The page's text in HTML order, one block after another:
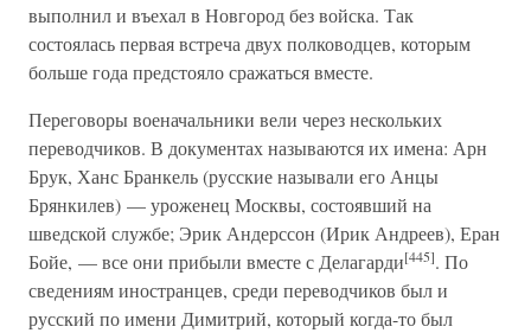
выполнил и въехал в Новгород без войска. Так
состоялась первая встреча двух полководцев, которым
больше года предстояло сражаться вместе.
Переговоры военачальники вели через нескольких
переводчиков. В документах называются их имена: Арн
Брук, Ханс Бранкель (русские называли его Анцы
Брянкилев) — уроженец Москвы, состоявший на
шведской службе; Эрик Андерссон (Ирик Андреев), Еран
Бойе, — все они прибыли вместе с Делагарди[445]. По
сведениям иностранцев, среди переводчиков был и
русский по имени Димитрий, который когда-то был